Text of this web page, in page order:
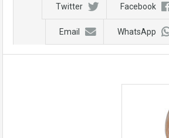
Facebook
Twitter
WhatsApp
Email